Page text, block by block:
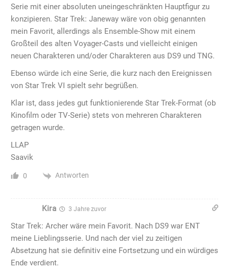
Serie mit einer absoluten uneingeschränkten Hauptfigur zu
konzipieren. Star Trek: Janeway wäre von obig genannten
mein Favorit, allerdings als Ensemble-Show mit einem
Großteil des alten Voyager-Casts und vielleicht einigen
neuen Charakteren und/oder Charakteren aus DS9 und TNG.
Ebenso würde ich eine Serie, die kurz nach den Ereignissen
von Star Trek VI spielt sehr begrüßen.
Klar ist, dass jedes gut funktionierende Star Trek-Format (ob
Kinofilm oder TV-Serie) stets von mehreren Charakteren
getragen wurde.
LLAP
Saavik
0 Antworten
Kira 3 Jahre zuvor
Star Trek: Archer wäre mein Favorit. Nach DS9 war ENT
meine Lieblingsserie. Und nach der viel zu zeitigen
Absetzung hat sie definitiv eine Fortsetzung und ein würdiges
Ende verdient.